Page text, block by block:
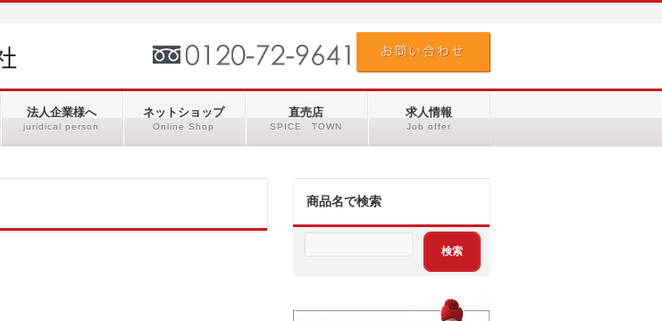
法人企業様へ
juridical person
ネットショップ
Online Shop
直売店
SPICE TOWN
求人情報
Job offer
商品名で検索